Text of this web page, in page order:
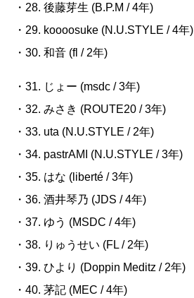
・28. 後藤芽生 (B.P.M / 4年)
・29. koooosuke (N.U.STYLE / 4年)
・30. 和音 (fl / 2年)
・31. じょー (msdc / 3年)
・32. みさき (ROUTE20 / 3年)
・33. uta (N.U.STYLE / 2年)
・34. pastrAMI (N.U.STYLE / 3年)
・35. はな (liberté / 3年)
・36. 酒井琴乃 (JDS / 4年)
・37. ゆう (MSDC / 4年)
・38. りゅうせい (FL / 2年)
・39. ひより (Doppin Meditz / 2年)
・40. 茅記 (MEC / 4年)